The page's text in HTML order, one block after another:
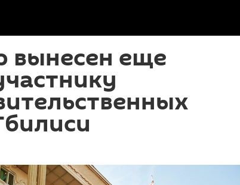
вынесен еще